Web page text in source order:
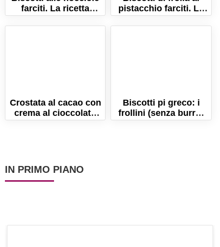
farciti. La ricetta
perfetta per i biscotti
di Natale!
pistacchio farciti. La
ricetta dei frollini
golosi!
Crostata al cacao con
crema al cioccolato
bianco. La ricetta
Biscotti pi greco: i
frollini (senza burro)
per festeggiare il pi-
IN PRIMO PIANO